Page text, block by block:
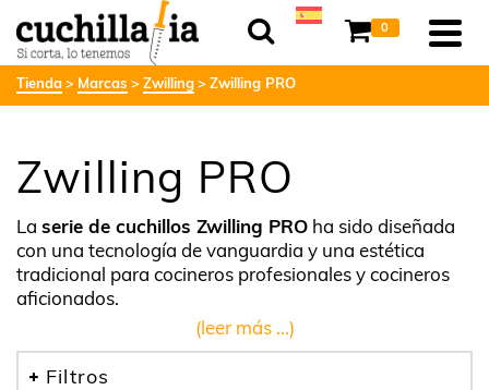
0
Tienda Marcas Zwilling Zwilling PRO
Zwilling PRO
La serie de cuchillos Zwilling PRO ha sido diseñada
con una tecnología de vanguardia y una estética
tradicional para cocineros profesionales y cocineros
aficionados.
(leer más ...)
Filtros